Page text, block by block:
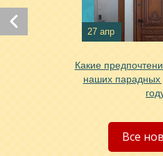
Хочу такую
27 апр
Какие
наших парадных
Все